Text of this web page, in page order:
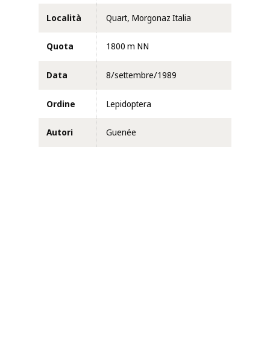
Località Quart, Morgonaz Italia
Quota 1800 m NN
Data 8/settembre/1989
Ordine Lepidoptera
Autori Guenée